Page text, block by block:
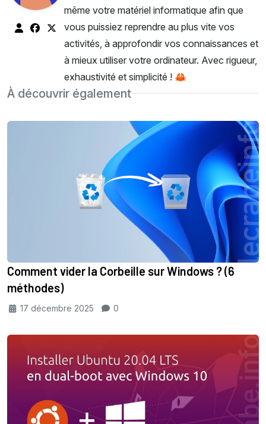
même votre matériel informatique afin que
vous puissiez reprendre au plus vite vos
activités, à approfondir vos connaissances et
à mieux utiliser votre ordinateur. Avec rigueur,
exhaustivité et simplicité ! 🦀
À découvrir également
Comment vider la Corbeille sur Windows ? (6
méthodes)
17 décembre 2025 0